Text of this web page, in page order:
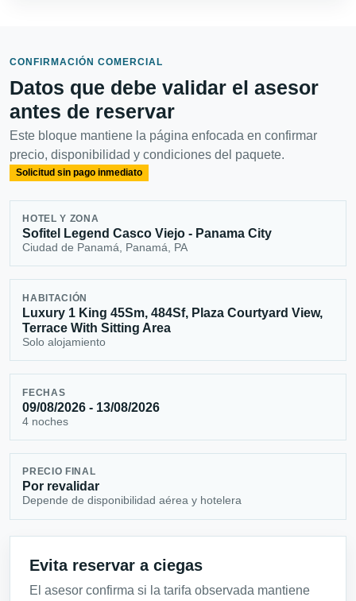
CONFIRMACIÓN COMERCIAL
Datos que debe validar el asesor
antes de reservar
Este bloque mantiene la página enfocada en confirmar
precio, disponibilidad y condiciones del paquete.
Solicitud sin pago inmediato
HOTEL Y ZONA
Sofitel Legend Casco Viejo - Panama City
Ciudad de Panamá, Panamá, PA
HABITACIÓN
Luxury 1 King 45Sm, 484Sf, Plaza Courtyard View,
Terrace With Sitting Area
Solo alojamiento
FECHAS
09/08/2026 - 13/08/2026
4 noches
PRECIO FINAL
Por revalidar
Depende de disponibilidad aérea y hotelera
Evita reservar a ciegas
El asesor confirma si la tarifa observada mantiene